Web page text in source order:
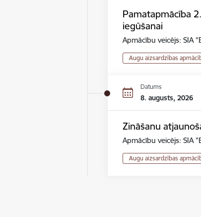
Pamatapmācība
iegūšanai
Apmācību veicējs: SIA
Augu aizsardzības
Datums
8. augusts, 2026
Zināšanu
Apmācību veicējs: SIA
Augu aizsardzības